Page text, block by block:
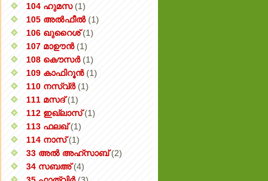
104 ഹുമസ (1)
105 അൽഫീൽ (1)
106 ഖുറൈശ് (1)
107 മാഊൻ (1)
108 കൌസർ (1)
109 കാഫിറൂൻ (1)
110 നസ്വ്‌ർ (1)
111 മസദ് (1)
112 ഇഖ്‌ലാസ് (1)
113 ഫലഖ് (1)
114 നാസ് (1)
33 അൽ അഹ്സാബ് (2)
34 സബഅ് (4)